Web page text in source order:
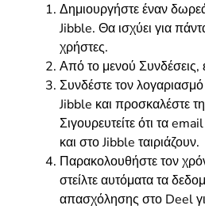
Δημιουργήστε έναν
Jibble. Θα ισχύει για
χρήστες.
Από το μενού Συνδέσεις,
Συνδέστε τον
Jibble και προσκαλέστε
Σιγουρευτείτε ότι τα
και στο Jibble ταιριάζουν.
Παρακολουθήστε τον
στείλτε αυτόματα τα
απασχόλησης στο Deel